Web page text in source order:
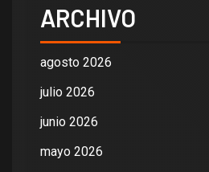
ARCHIVO
agosto 2026
julio 2026
junio 2026
mayo 2026